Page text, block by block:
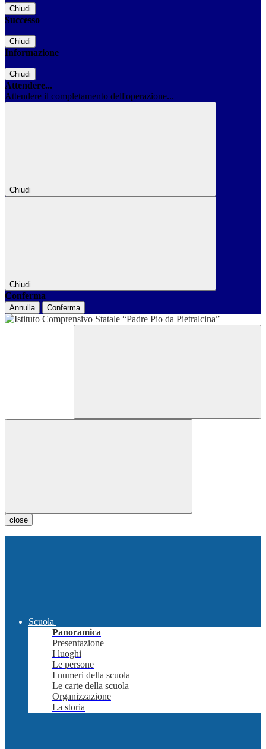
Chiudi
Successo
Chiudi
Informazione
Chiudi
Attendere...
Attendere il completamento dell'operazione...
Chiudi
Chiudi
Conferma
Annulla Conferma
close
Scuola
Panoramica
Presentazione
I luoghi
Le persone
I numeri della scuola
Le carte della scuola
Organizzazione
La storia